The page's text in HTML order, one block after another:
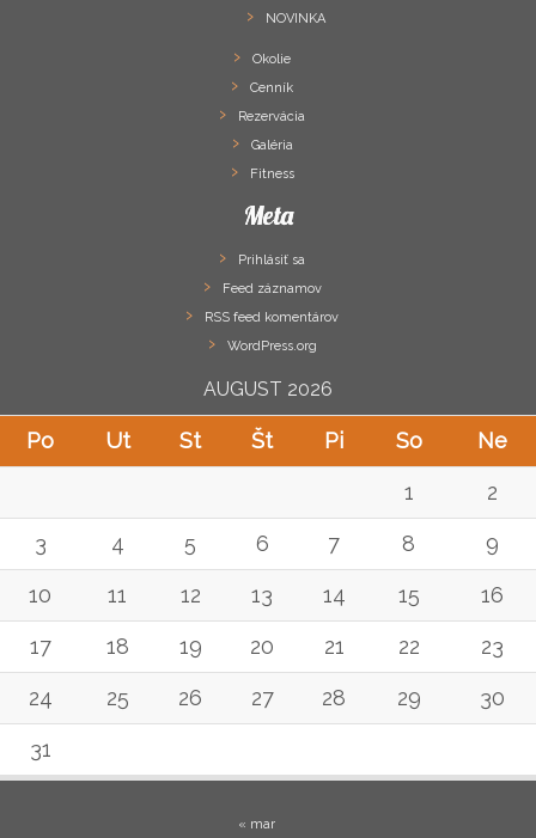
NOVINKA
Okolie
Cenník
Rezervácia
Galéria
Fitness
Meta
Prihlásiť sa
Feed záznamov
RSS feed komentárov
WordPress.org
AUGUST 2026
Po Ut St Št Pi So Ne
1 2
3 4 5 6 7 8 9
10 11 12 13 14 15 16
17 18 19 20 21 22 23
24 25 26 27 28 29 30
31
« mar